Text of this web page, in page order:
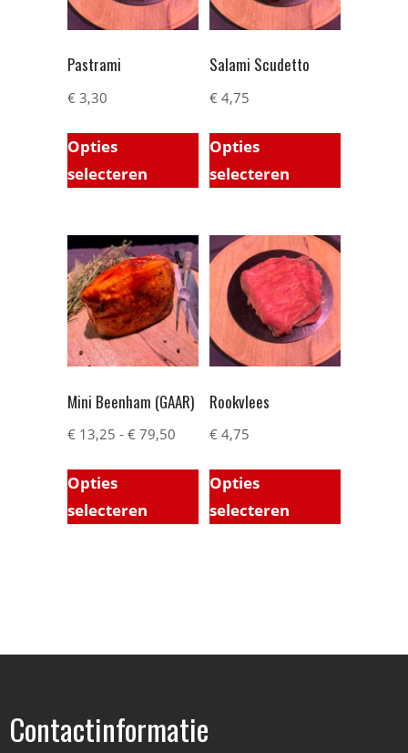
Pastrami
€ 3,30
Opties
selecteren
Salami Scudetto
€ 4,75
Opties
selecteren
Mini Beenham (GAAR)
€ 13,25 - € 79,50
Opties
selecteren
Rookvlees
€ 4,75
Opties
selecteren
Contactinformatie